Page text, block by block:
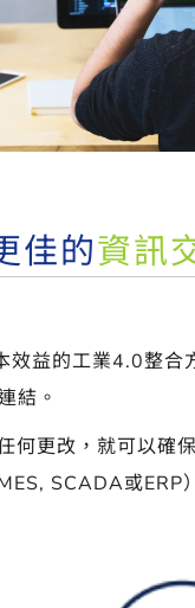
佳的資訊
益的工業4.0整合
結。
何更改，就可以確
SCADA或ERP）